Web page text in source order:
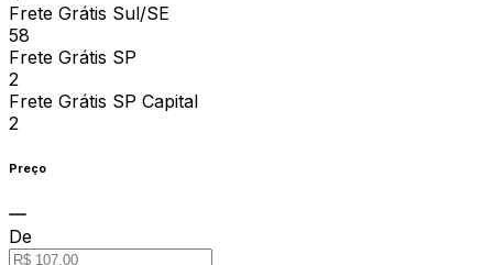
Frete Grátis Sul/SE
58
Frete Grátis SP
2
Frete Grátis SP Capital
2
Preço
De